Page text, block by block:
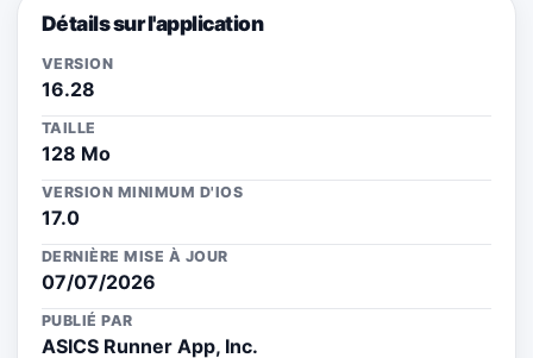
Détails sur l'application
VERSION
16.28
TAILLE
128 Mo
VERSION MINIMUM D'IOS
17.0
DERNIÈRE MISE À JOUR
07/07/2026
PUBLIÉ PAR
ASICS Runner App, Inc.